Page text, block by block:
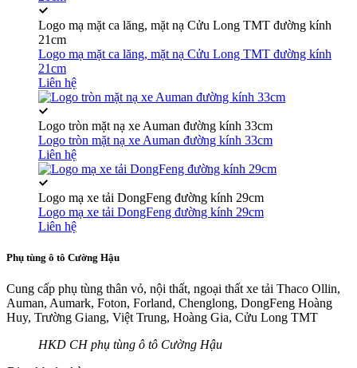
Logo mạ mặt ca lăng, mặt nạ Cửu Long TMT đường kính
21cm
Logo mạ mặt ca lăng, mặt nạ Cửu Long TMT đường kính
21cm
Liên hệ
Logo tròn mặt nạ xe Auman đường kính 33cm
Logo tròn mặt nạ xe Auman đường kính 33cm
Liên hệ
Logo mạ xe tải DongFeng đường kính 29cm
Logo mạ xe tải DongFeng đường kính 29cm
Liên hệ
Phụ tùng ô tô Cường Hậu
Cung cấp phụ tùng thân vỏ, nội thất, ngoại thất xe tải Thaco Ollin,
Auman, Aumark, Foton, Forland, Chenglong, DongFeng Hoàng
Huy, Trường Giang, Việt Trung, Hoàng Gia, Cửu Long TMT
HKD CH phụ tùng ô tô Cường Hậu